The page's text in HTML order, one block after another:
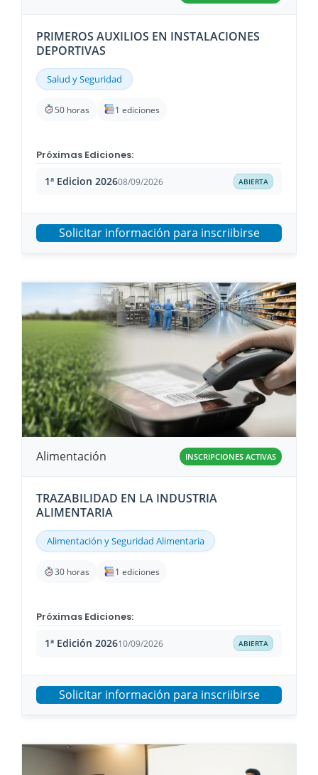
PRIMEROS AUXILIOS EN INSTALACIONES
DEPORTIVAS
Salud y Seguridad
50 horas 1 ediciones
Próximas Ediciones:
1ª Edicion 202608/09/2026 ABIERTA
Solicitar información para inscriibirse
Alimentación INSCRIPCIONES ACTIVAS
TRAZABILIDAD EN LA INDUSTRIA
ALIMENTARIA
Alimentación y Seguridad Alimentaria
30 horas 1 ediciones
Próximas Ediciones:
1ª Edición 202610/09/2026 ABIERTA
Solicitar información para inscriibirse